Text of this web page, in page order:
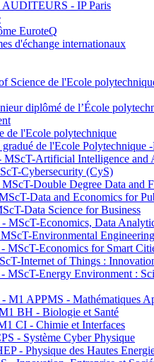
- IP Paris
EuroteQ
d'échange internationaux
Science de l'Ecole
diplômé de l’École
de l'Ecole polytechnique
de l'Ecole Polytechnique
Artificial Intelligence and
Cybersecurity (CyS)
Double Degree Data and
Data and Economics for
Data Science for Business
MScT-Economics, Data
Environmental
MScT-Economics for Smart
Internet of Things :
MScT-Energy Environment :
APPMS - Mathématiques
BH - Biologie et Santé
CI - Chimie et Interfaces
- Système Cyber Physique
- Physique des Hautes